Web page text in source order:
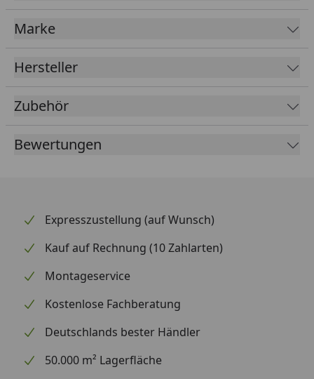
Marke
Hersteller
Zubehör
Bewertungen
Expresszustellung (auf Wunsch)
Kauf auf Rechnung (10 Zahlarten)
Montageservice
Kostenlose Fachberatung
Deutschlands bester Händler
50.000 m² Lagerfläche